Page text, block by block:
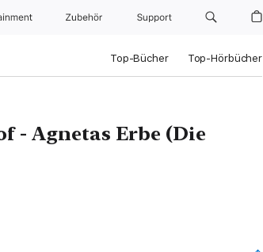
Zubehör Support
Top-Bücher Top-Hörbücher
- Agnetas Erbe (Die